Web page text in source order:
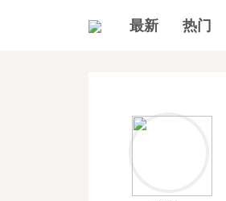
最新 热门